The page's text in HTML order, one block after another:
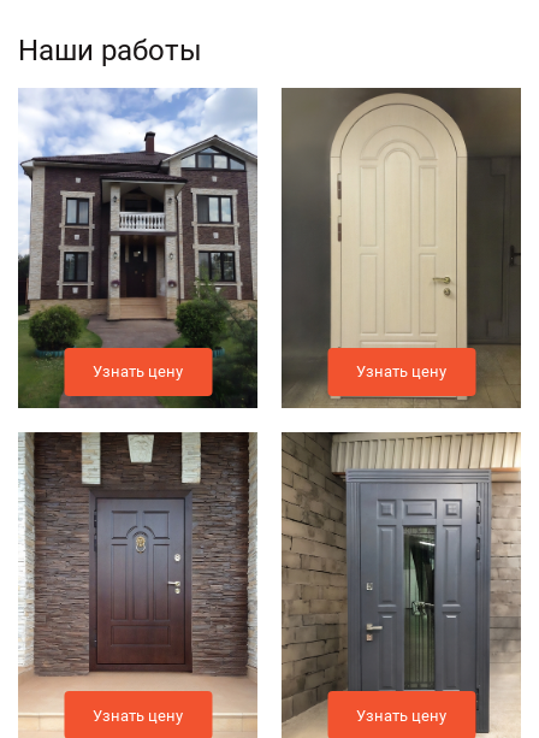
Наши работы
Узнать цену
Узнать цену
Узнать цену
Узнать цену